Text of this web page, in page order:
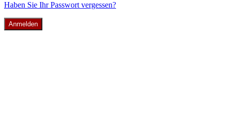
Haben Sie Ihr Passwort vergessen?